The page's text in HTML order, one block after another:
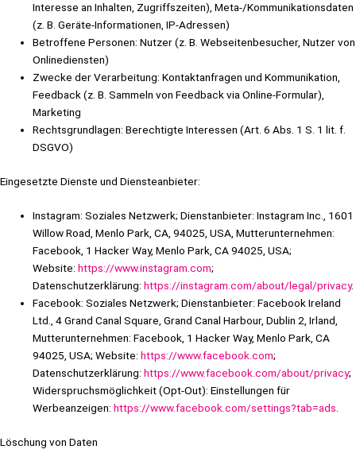
Interesse an Inhalten, Zugriffszeiten), Meta-/Kommunikationsdaten
(z. B. Geräte-Informationen, IP-Adressen)
Betroffene Personen: Nutzer (z. B. Webseitenbesucher, Nutzer von
Onlinediensten)
Zwecke der Verarbeitung: Kontaktanfragen und Kommunikation,
Feedback (z. B. Sammeln von Feedback via Online-Formular),
Marketing
Rechtsgrundlagen: Berechtigte Interessen (Art. 6 Abs. 1 S. 1 lit. f.
DSGVO)
Eingesetzte Dienste und Diensteanbieter:
Instagram: Soziales Netzwerk; Dienstanbieter: Instagram Inc., 1601
Willow Road, Menlo Park, CA, 94025, USA, Mutterunternehmen:
Facebook, 1 Hacker Way, Menlo Park, CA 94025, USA;
Website:https://www.instagram.com;
Datenschutzerklärung:https://instagram.com/about/legal/privacy.
Facebook: Soziales Netzwerk; Dienstanbieter: Facebook Ireland
Ltd., 4 Grand Canal Square, Grand Canal Harbour, Dublin 2, Irland,
Mutterunternehmen: Facebook, 1 Hacker Way, Menlo Park, CA
94025, USA; Website:https://www.facebook.com;
Datenschutzerklärung:https://www.facebook.com/about/privacy;
Widerspruchsmöglichkeit (Opt-Out): Einstellungen für
Werbeanzeigen:https://www.facebook.com/settings?tab=ads.
Löschung von Daten